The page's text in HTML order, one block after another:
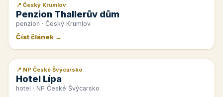
📰 PR článek
📍 Český Krumlov
Penzion Thallerův dům
penzion · Český Krumlov
Číst článek →
📰 PR článek
📍 NP České Švýcarsko
Hotel Lípa
hotel · NP České Švýcarsko